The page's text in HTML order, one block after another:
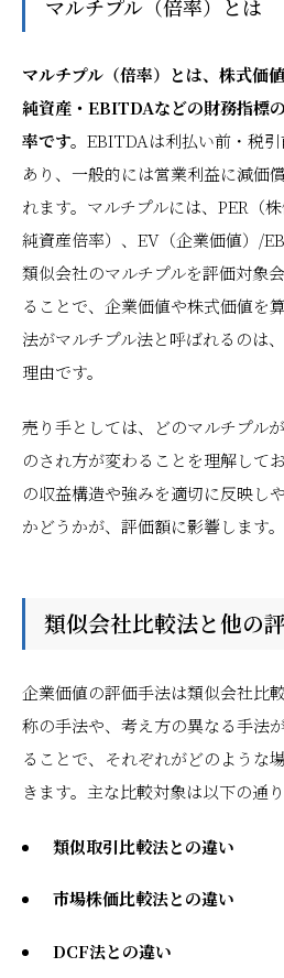
マルチプル（倍率）とは
マルチプル（倍率）とは、株式価
純資産・EBITDAなどの財務指標
率です。 EBITDAは利払い前・税
あり、一般的には営業利益に減価
れます。マルチプルには、PER（
純資産倍率）、EV（企業価値）/
類似会社のマルチプルを評価対象
ることで、企業価値や株式価値を
法がマルチプル法と呼ばれるのは
理由です。
売り手としては、どのマルチプル
のされ方が変わることを理解して
の収益構造や強みを適切に反映し
かどうかが、評価額に影響します。
類似会社比較法と他の
企業価値の評価手法は類似会社比
称の手法や、考え方の異なる手法
ることで、それぞれがどのような
きます。主な比較対象は以下の通り
類似取引比較法との違い
市場株価比較法との違い
DCF法との違い